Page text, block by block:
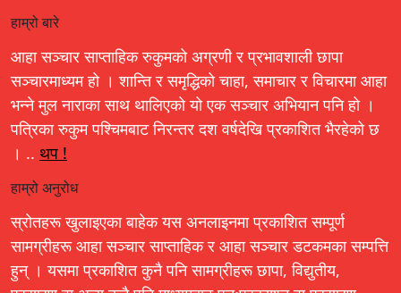
हाम्रो बारे
आहा सञ्चार साप्ताहिक रुकुमको अग्रणी र प्रभावशाली छापा
सञ्चारमाध्यम हो । शान्ति र समृद्धिको चाहा, समाचार र विचारमा आहा
भन्ने मुल नाराका साथ थालिएको यो एक सञ्चार अभियान पनि हो ।
पत्रिका रुकुम पश्चिमबाट निरन्तर दश वर्षदेखि प्रकाशित भैरहेको छ
। .. थप !
हाम्रो अनुरोध
स्रोतहरू खुलाइएका बाहेक यस अनलाइनमा प्रकाशित सम्पूर्ण
सामग्रीहरू आहा सञ्चार साप्ताहिक र आहा सञ्चार डटकमका सम्पत्ति
हुन् । यसमा प्रकाशित कुनै पनि सामग्रीहरू छापा, विद्युतीय,